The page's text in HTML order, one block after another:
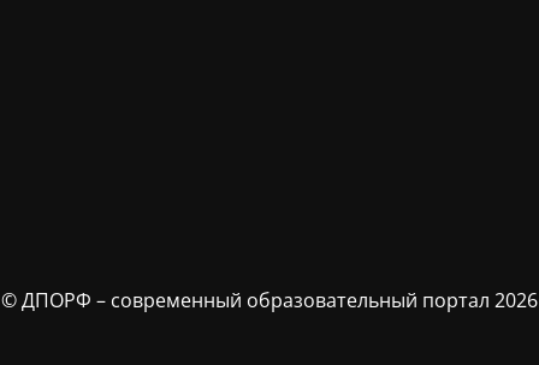
© ДПОРФ – современный образовательный портал 2026